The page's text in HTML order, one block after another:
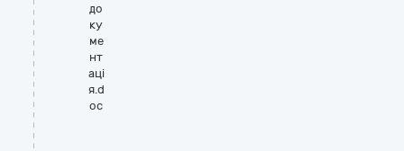
до
ку
ме
нт
аці
я.d
oc